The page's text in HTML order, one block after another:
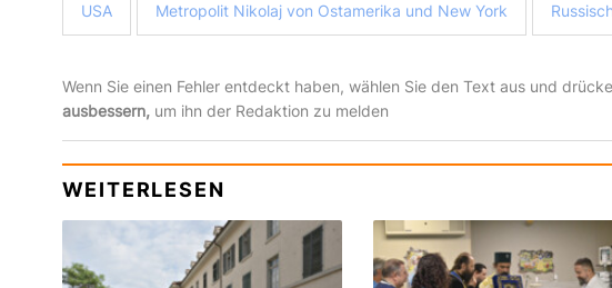
USA Metropolit Nikolaj von Ostamerika und New York
Wenn Sie einen Fehler entdeckt haben, wählen Sie den Text aus und
ausbessern,um ihn der Redaktion zu melden
WEITERLESEN